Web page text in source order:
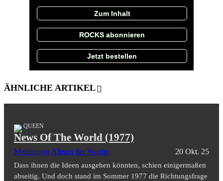
Zum Inhalt
ROCKS abonnieren
Jetzt bestellen
ÄHNLICHE ARTIKEL
QUEEN
News Of The World (1977)
Meldungen Album der Woche 20 Okt. 25
Dass ihnen die Ideen ausgehen könnten, schien einigermaßen
abseitig. Und doch stand im Sommer 1977 die Richtungsfrage